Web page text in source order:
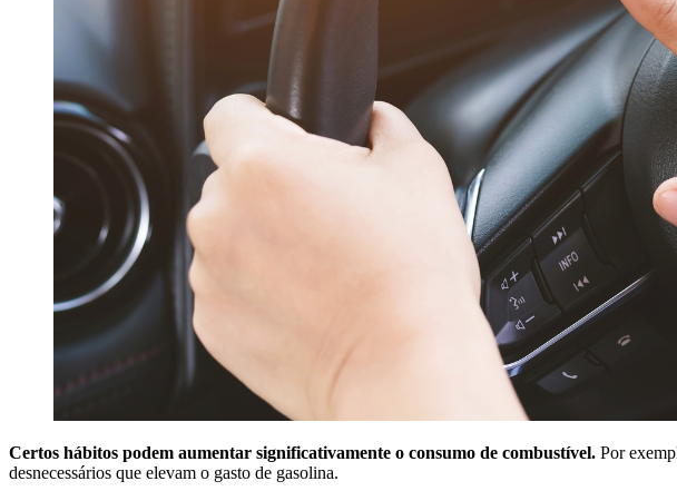
Certos hábitos podem aumentar significativamente o consumo de combustível. Por
desnecessários que elevam o gasto de gasolina.